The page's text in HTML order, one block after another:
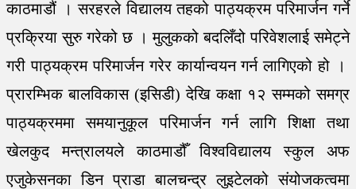
काठमाडौं । सरहरले विद्यालय तहको पाठ्यक्रम परिमार्जन गर्ने
प्रक्रिया सुरु गरेको छ । मुलुकको बदलिँदो परिवेशलाई समेट्ने
गरी पाठ्यक्रम परिमार्जन गरेर कार्यान्वयन गर्न लागिएको हो ।
प्रारम्भिक बालविकास (इसिडी) देखि कक्षा १२ सम्मको समग्र
पाठ्यक्रममा समयानुकूल परिमार्जन गर्न लागि शिक्षा तथा
खेलकुद मन्त्रालयले काठमाडौँ विश्वविद्यालय स्कुल अफ
एजुकेसनका डिन प्राडा बालचन्द्र लुइटेलको संयोजकत्वमा